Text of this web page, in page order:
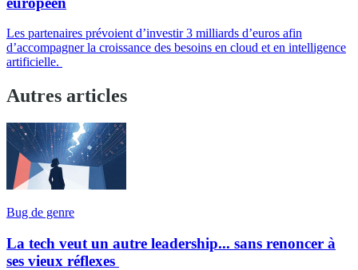
Les partenaires prévoient d’investir 3 milliards d’euros afin
d’accompagner la croissance des besoins en cloud et en intelligence
artificielle.
Autres articles
Bug de genre
La tech veut un autre leadership... sans renoncer à
ses vieux réflexes